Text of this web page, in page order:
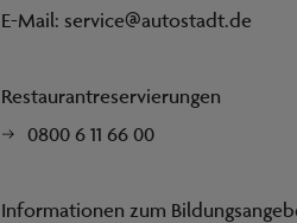
E-Mail: service@autostadt.de
Restaurantreservierungen
0800 6 11 66 00
Informationen zum